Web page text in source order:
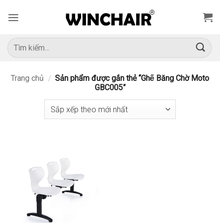
qua
dung
Tìm
kiếm:
Trang chủ / Sản phẩm được gắn thẻ “Ghế Băng Chờ Moto
GBC005”